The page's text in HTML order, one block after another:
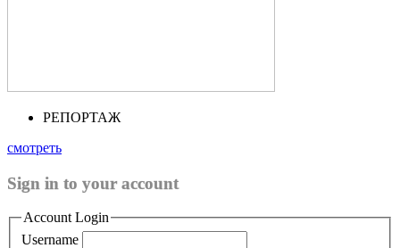
РЕПОРТАЖ
смотреть
Sign in to your account
Account Login
Username